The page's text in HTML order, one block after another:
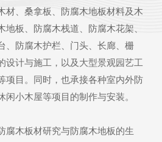
材、桑拿板、防腐木地板材料及木
地板、防腐木栈道、防腐木花架、
、防腐木护栏、门头、长廊、栅
设计与施工，以及大型景观园艺工
项目。同时，也承接各种室内外防
闲小木屋等项目的制作与安装。
腐木板材研究与防腐木地板的生